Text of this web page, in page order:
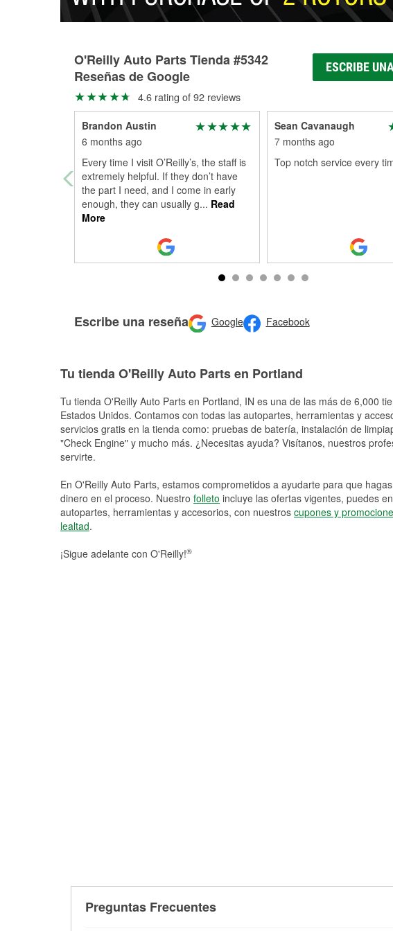
O'Reilly Auto Parts Tienda #5342
Reseñas de Google
ESCRIBE
4.6 rating of 92 reviews
Brandon Austin
6 months ago
Every time I visit O’Reilly’s, the staff is
extremely helpful. If they don’t have
the part I need, and I come in early
enough, they can usually g... Read
More
Sean Cavanaugh
7 months ago
Top notch service every
Escribe una reseña Google Facebook
Tu tienda O'Reilly Auto Parts en Portland
Tu tienda O'Reilly Auto Parts en Portland, IN es una de las más de 6,000
Estados Unidos. Contamos con todas las autopartes, herramientas y
servicios gratis en la tienda como: pruebas de batería, instalación de
"Check Engine" y mucho más. ¿Necesitas ayuda? Visítanos, nuestros
servirte.
En O'Reilly Auto Parts, estamos comprometidos a ayudarte para que
dinero en el proceso. Nuestro folleto incluye las ofertas vigentes, puedes
autopartes, herramientas y accesorios, con nuestros cupones y
lealtad.
¡Sigue adelante con O'Reilly!®
Preguntas Frecuentes